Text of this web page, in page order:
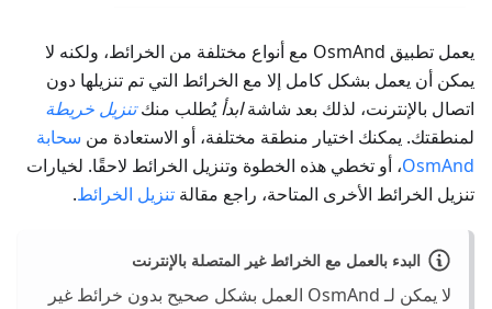
يعمل تطبيق OsmAnd مع أنواع مختلفة من الخرائط، ولكنه لا
يمكن أن يعمل بشكل كامل إلا مع الخرائط التي تم تنزيلها دون
اتصال بالإنترنت، لذلك بعد شاشةابدأيُطلب منكتنزيل خريطة
لمنطقتك. يمكنك اختيار منطقة مختلفة، أو الاستعادة من سحابة
OsmAnd، أو تخطي هذه الخطوة وتنزيل الخرائط لاحقًا. لخيارات
تنزيل الخرائط الأخرى المتاحة، راجع مقالة تنزيل الخرائط.
البدء بالعمل مع الخرائط غير المتصلة بالإنترنت
لا يمكن لـ OsmAnd العمل بشكل صحيح بدون خرائط غير